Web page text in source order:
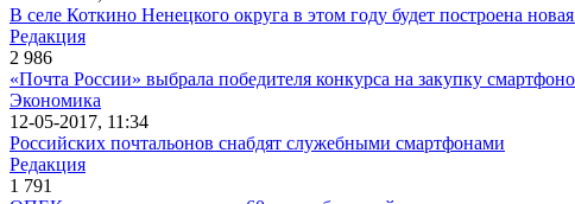
В селе Коткино Ненецкого округа в этом году будет построена
Редакция
2 986
«Почта России» выбрала победителя конкурса на закупку
Экономика
12-05-2017, 11:34
Российских почтальонов снабдят служебными смартфонами
Редакция
1 791